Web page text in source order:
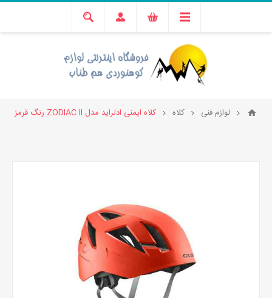
لوازم فنی کلاه کلاه ایمنی ادلراید مدل ZODIAC II رنگ قرمز